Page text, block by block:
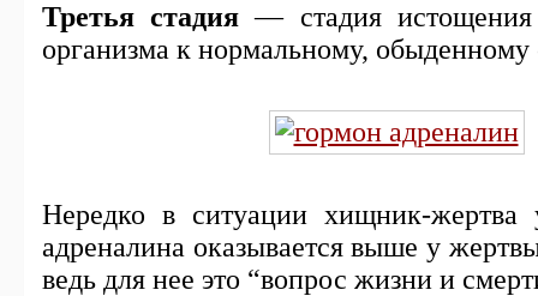
Третья стадия — стадия
организма к нормальному,
Нередко в ситуации хищник-жертва
адреналина оказывается выше у
ведь для нее это “вопрос жизни и